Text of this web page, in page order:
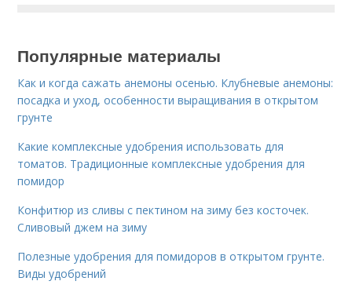
Популярные материалы
Как и когда сажать анемоны осенью. Клубневые анемоны:
посадка и уход, особенности выращивания в открытом
грунте
Какие комплексные удобрения использовать для
томатов. Традиционные комплексные удобрения для
помидор
Конфитюр из сливы с пектином на зиму без косточек.
Сливовый джем на зиму
Полезные удобрения для помидоров в открытом грунте.
Виды удобрений